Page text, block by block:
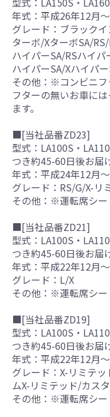
年式：平成26年12月
グレード：ブラック
ターボ/XターボSA/
ハイパーSA/RSハイ
ハイパーSA/Xハイパ
その他：※コンビニフ
フターの無いお車に
ます。
■[当社品番ZD23]
型式：LA100S・
つき約45-60日後お届
年式：平成24年12月
グレード：RS/G/X-リ
その他：※運転席シ
■[当社品番ZD21]
型式：LA100S・
つき約45-60日後お届
年式：平成22年12月
グレード：L/X
その他：※運転席シ
■[当社品番ZD19]
型式：LA100S・
つき約45-60日後お届
年式：平成22年12月
グレード：X-リミテ
ムX-リミテッド/カス
その他：※運転席シ